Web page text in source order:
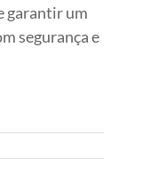
garantir um
segurança e